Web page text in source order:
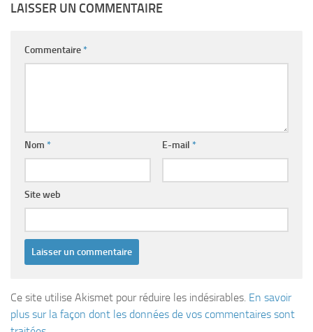
LAISSER UN COMMENTAIRE
Commentaire*
Nom * E-mail *
Site web
Ce site utilise Akismet pour réduire les indésirables. En savoir
plus sur la façon dont les données de vos commentaires sont